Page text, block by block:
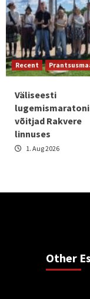
Recent
Väliseesti
lugemismaratoni
võitjad Rakvere
linnuses
1. Aug 2026
Other